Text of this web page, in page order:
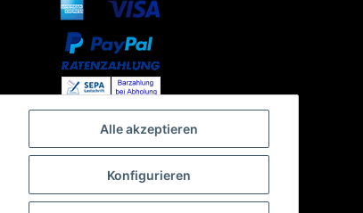
Alle akzeptieren
Konfigurieren